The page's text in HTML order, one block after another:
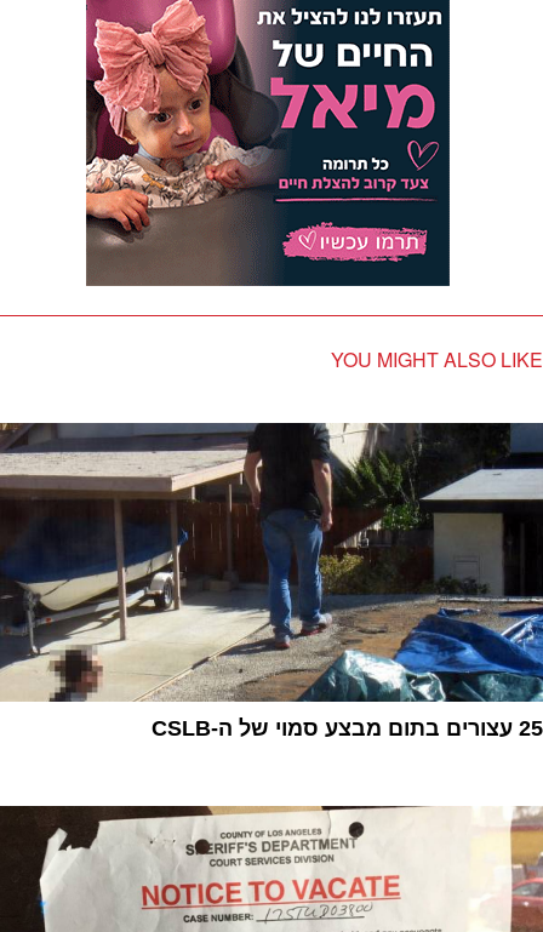
YOU MIGHT ALSO LIKE
25 עצורים בתום מבצע סמוי של ה-CSLB